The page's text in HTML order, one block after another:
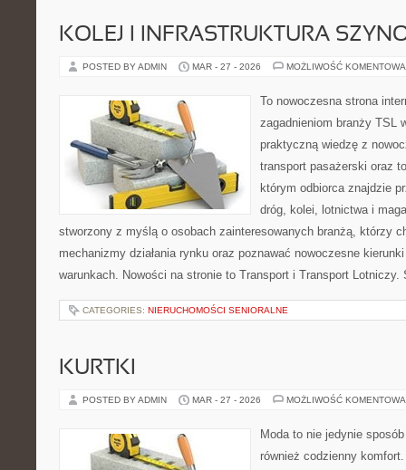
KOLEJ I INFRASTRUKTURA
POSTED BY ADMIN MAR - 27 - 2026 MOŻLIWOŚĆ
To nowoczesna strona
zagadnieniom branży TSL
praktyczną wiedzę z
transport pasażerski oraz
którym odbiorca znajdzie
dróg, kolei, lotnictwa i
stworzony z myślą o osobach zainteresowanych branżą, którzy
mechanizmy działania rynku oraz poznawać nowoczesne
warunkach. Nowości na stronie to Transport i Transport
CATEGORIES: NIERUCHOMOŚCI SENIORALNE
KURTKI
POSTED BY ADMIN MAR - 27 - 2026 MOŻLIWOŚĆ
Moda to nie jedynie
również codzienny